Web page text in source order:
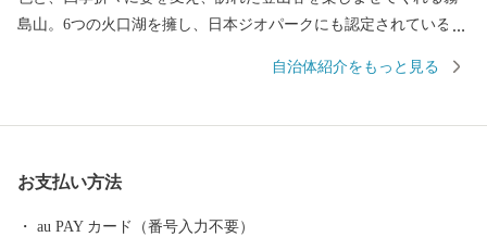
島山。6つの火口湖を擁し、日本ジオパークにも認定されている大
の豊かな自然が広がり、その中で育つ黒豚・黒牛・黒さつま鶏・
める家族湯やロケーションが最高の露天風呂、昔ながらの湯治温
泉など多種多様な温泉施設があり、自分好みの温泉を楽しむこと
自治体紹介をもっと見る
お支払い方法
au PAY カード（番号入力不要）